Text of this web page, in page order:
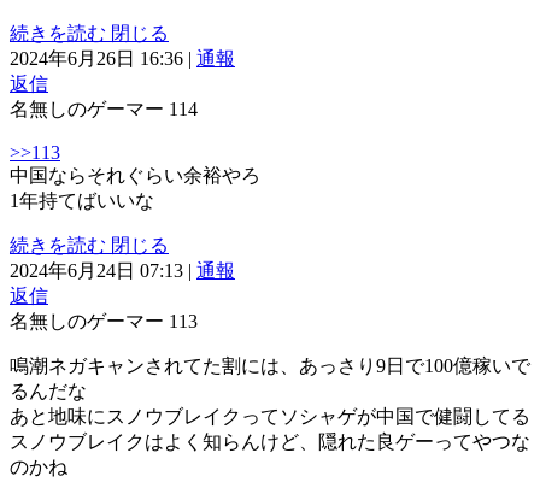
続きを読む 閉じる
2024年6月26日 16:36 | 通報
返信
名無しのゲーマー 114
>>113
中国ならそれぐらい余裕やろ
1年持てばいいな
続きを読む 閉じる
2024年6月24日 07:13 | 通報
返信
名無しのゲーマー 113
鳴潮ネガキャンされてた割には、あっさり9日で100億稼いで
るんだな
あと地味にスノウブレイクってソシャゲが中国で健闘してる
スノウブレイクはよく知らんけど、隠れた良ゲーってやつな
のかね